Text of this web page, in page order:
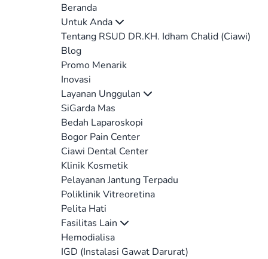
Beranda
Untuk Anda
Tentang RSUD DR.KH. Idham Chalid (Ciawi)
Blog
Promo Menarik
Inovasi
Layanan Unggulan
SiGarda Mas
Bedah Laparoskopi
Bogor Pain Center
Ciawi Dental Center
Klinik Kosmetik
Pelayanan Jantung Terpadu
Poliklinik Vitreoretina
Pelita Hati
Fasilitas Lain
Hemodialisa
IGD (Instalasi Gawat Darurat)